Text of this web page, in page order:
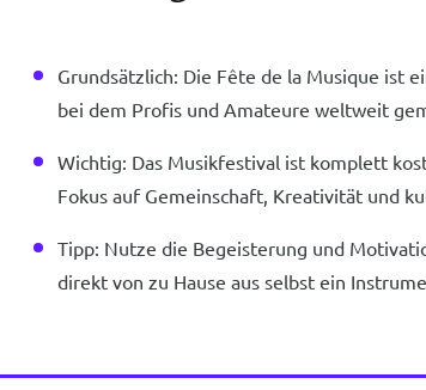
Grundsätzlich: Die Fête de la Musique ist
bei dem Profis und Amateure weltweit
Wichtig: Das Musikfestival ist komplett
Fokus auf Gemeinschaft, Kreativität und
Tipp: Nutze die Begeisterung und
direkt von zu Hause aus selbst ein